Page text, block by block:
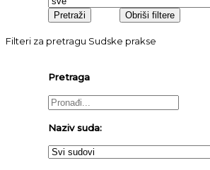
Filteri za pretragu Sudske prakse
Pretraga
Naziv suda: